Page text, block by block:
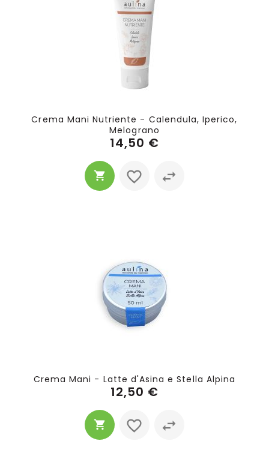
Crema Mani Nutriente - Calendula, Iperico,
Melograno
14,50 €
Crema Mani - Latte d'Asina e Stella Alpina
12,50 €